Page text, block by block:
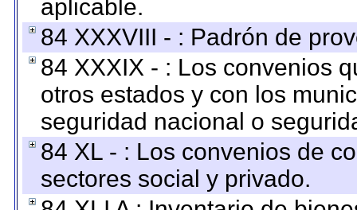
aplicable.
84 XXXVIII - : Padrón de
84 XXXIX - : Los convenios
otros estados y con los
seguridad nacional o
84 XL - : Los convenios de
sectores social y privado.